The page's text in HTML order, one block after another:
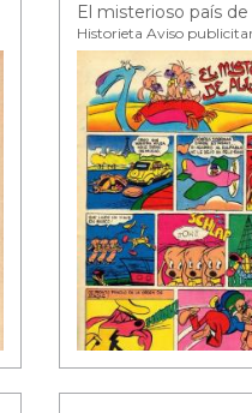
Historieta Aviso